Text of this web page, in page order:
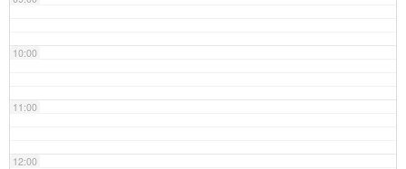
10:00
11:00
12:00